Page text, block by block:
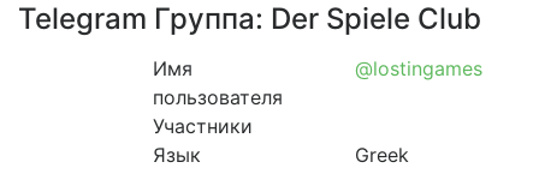
Telegram Группа: Der Spiele Club
Имя
пользователя
@lostingames
Участники
Язык
Greek